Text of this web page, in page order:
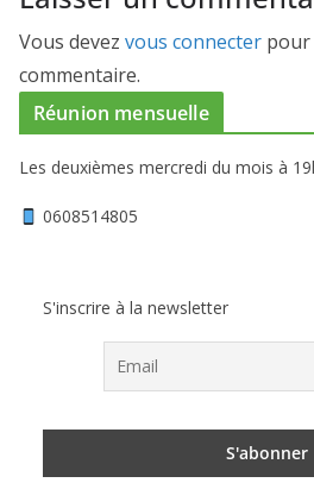
Vous devez vous connecter
commentaire.
Réunion mensuelle
Les deuxièmes mercredi du mois à
0608514805
S'inscrire à la newsletter